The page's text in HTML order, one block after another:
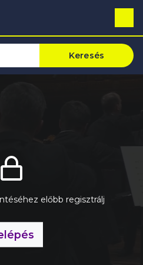
Keresés
előbb regisztrálj